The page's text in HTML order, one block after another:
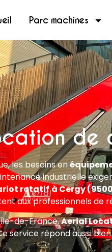
Parc machines
de
les besoins en
industrielle
rotatif à Cergy
aux professionnels de
Île-de-France,Aerial
service répond aussi